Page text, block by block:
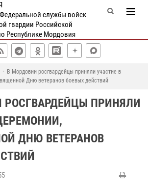
службы войск
гвардии Российской
Республике Мордовия
В Мордовии росгвардейцы приняли участие в
Дню ветеранов боевых действий
РОСГВАРДЕЙЦЫ ПРИНЯЛИ
ДНЮ ВЕТЕРАНОВ